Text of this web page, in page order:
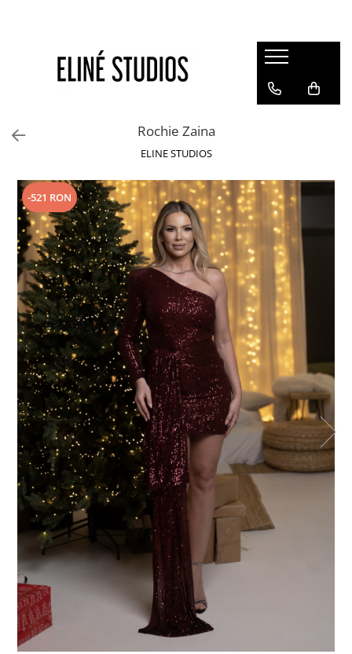
Best Sellers
Rochii
Pantaloni
Fuste
Topuri
Seturi
Jachete
Paltoane
Costume Baie
Lichidare de stoc
Rochie Zaina
ELINE STUDIOS
-521 RON